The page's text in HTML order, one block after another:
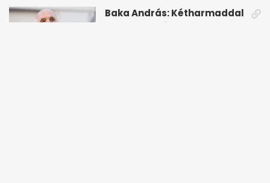
Baka András: Kétharmaddal
sem lehet mindent